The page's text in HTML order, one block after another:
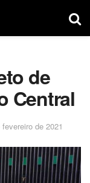
de
Central
fevereiro de 2021